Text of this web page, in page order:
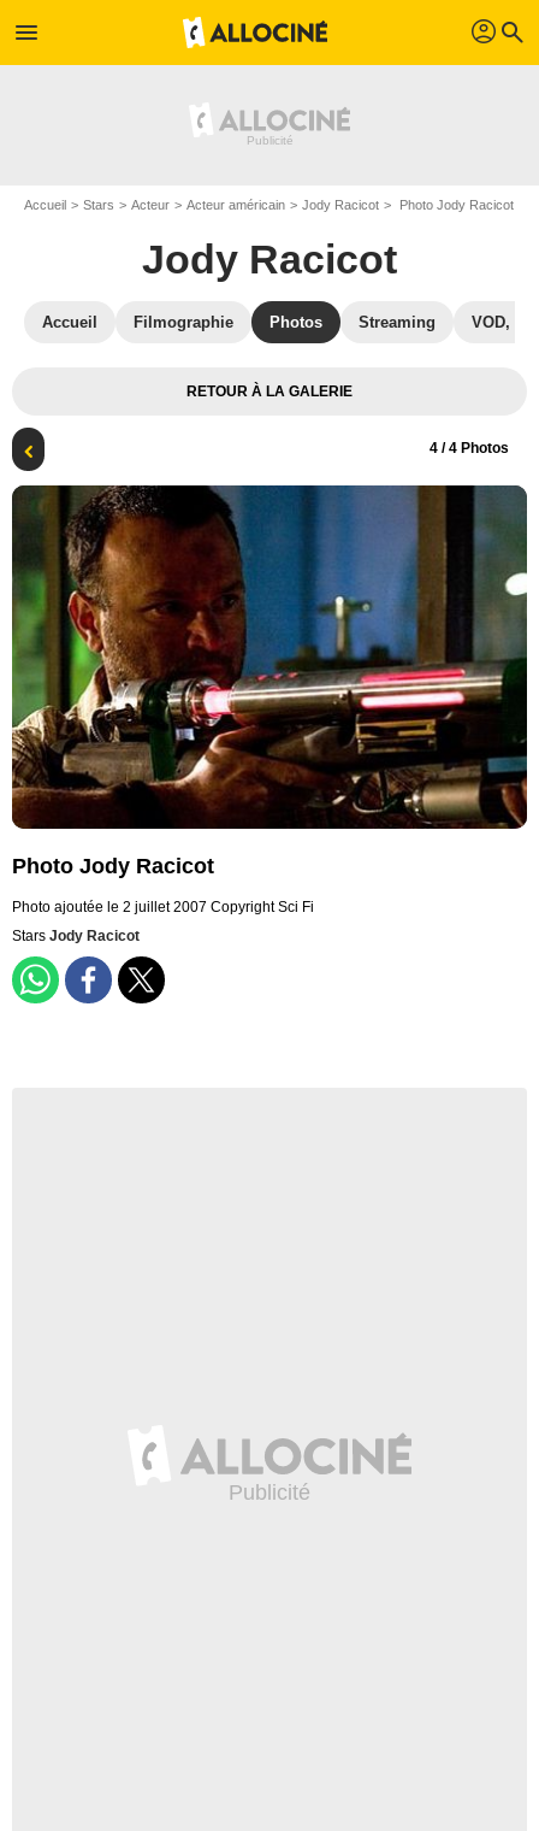
menu profil search
Accueil Stars Acteur Acteur américain Jody Racicot Photo Jody Racicot
Jody Racicot
Accueil Filmographie Photos Streaming VOD,
RETOUR À LA GALERIE
4 / 4 Photos
Photo Jody Racicot
Photo ajoutée le 2 juillet 2007 Copyright Sci Fi
Stars Jody Racicot